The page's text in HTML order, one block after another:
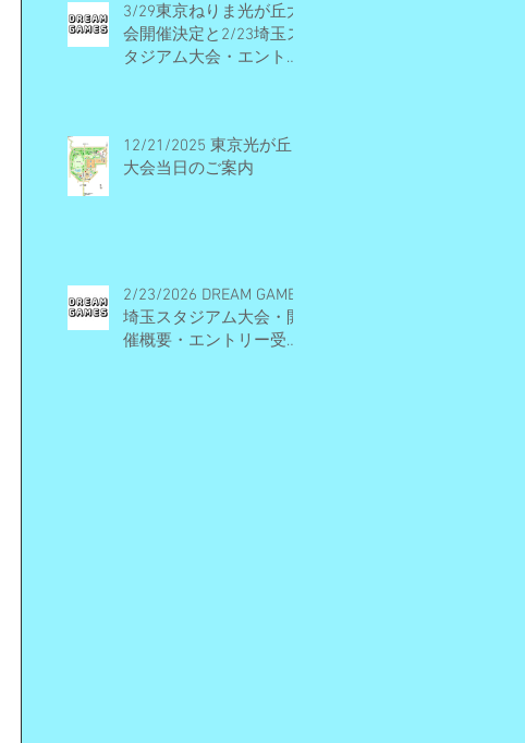
3/29東京ねりま光が丘大
会開催決定と2/23埼玉ス
タジアム大会・エントリ
12/21/2025 東京光が丘
大会当日のご案内
2/23/2026 DREAM GAMES
埼玉スタジアム大会・開
催概要・エントリー受付